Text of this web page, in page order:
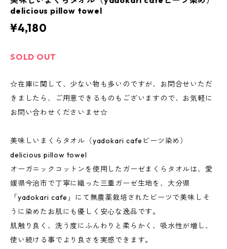
delicious pillow towel
¥4,180
SOLD OUT
☆在庫に関して、少ない物も多いのですが、お問合せいただ
きましたら、ご用意できるものもございますので、お気軽に
お問い合わせくださいませ☆
美味しいまくらタオル（yadokari cafeビーツ染め）
delicious pillow towel
オーガニックコットンを使用したガーゼまくらタオルは、愛
媛県今治市で丁寧に織った三重ガーゼ生地を、大分県
「yadokari cafe」にて無農薬栽培されたビーツで美味しそ
うに染めたお肌にも優しく安心な逸品です。
肌触り良く、洗う度にふんわりと柔らかく、吸水性が増し、
使い続ける事でより良さを実感できます。